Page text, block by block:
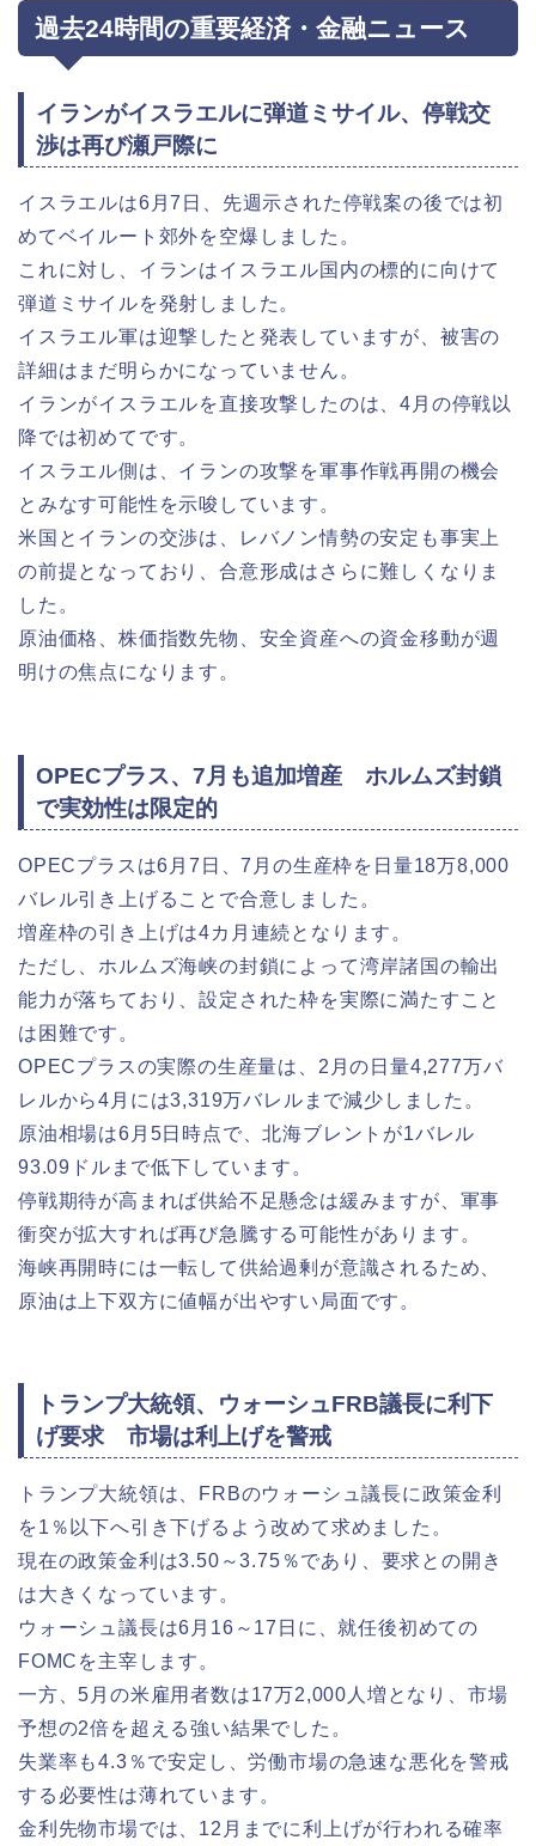
過去24時間の重要経済・金融ニュース
イランがイスラエルに弾道ミサイル、停戦交
渉は再び瀬戸際に
イスラエルは6月7日、先週示された停戦案の後では初
めてベイルート郊外を空爆しました。
これに対し、イランはイスラエル国内の標的に向けて
弾道ミサイルを発射しました。
イスラエル軍は迎撃したと発表していますが、被害の
詳細はまだ明らかになっていません。
イランがイスラエルを直接攻撃したのは、4月の停戦以
降では初めてです。
イスラエル側は、イランの攻撃を軍事作戦再開の機会
とみなす可能性を示唆しています。
米国とイランの交渉は、レバノン情勢の安定も事実上
の前提となっており、合意形成はさらに難しくなりま
した。
原油価格、株価指数先物、安全資産への資金移動が週
明けの焦点になります。
OPECプラス、7月も追加増産 ホルムズ封鎖
で実効性は限定的
OPECプラスは6月7日、7月の生産枠を日量18万8,000
バレル引き上げることで合意しました。
増産枠の引き上げは4カ月連続となります。
ただし、ホルムズ海峡の封鎖によって湾岸諸国の輸出
能力が落ちており、設定された枠を実際に満たすこと
は困難です。
OPECプラスの実際の生産量は、2月の日量4,277万バ
レルから4月には3,319万バレルまで減少しました。
原油相場は6月5日時点で、北海ブレントが1バレル
93.09ドルまで低下しています。
停戦期待が高まれば供給不足懸念は緩みますが、軍事
衝突が拡大すれば再び急騰する可能性があります。
海峡再開時には一転して供給過剰が意識されるため、
原油は上下双方に値幅が出やすい局面です。
トランプ大統領、ウォーシュFRB議長に利下
げ要求 市場は利上げを警戒
トランプ大統領は、FRBのウォーシュ議長に政策金利
を1％以下へ引き下げるよう改めて求めました。
現在の政策金利は3.50～3.75％であり、要求との開き
は大きくなっています。
ウォーシュ議長は6月16～17日に、就任後初めての
FOMCを主宰します。
一方、5月の米雇用者数は17万2,000人増となり、市場
予想の2倍を超える強い結果でした。
失業率も4.3％で安定し、労働市場の急速な悪化を警戒
する必要性は薄れています。
金利先物市場では、12月までに利上げが行われる確率